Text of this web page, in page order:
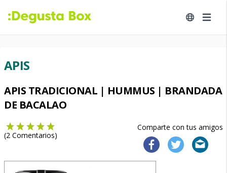
APIS
APIS TRADICIONAL | HUMMUS | BRANDADA
DE BACALAO
Comparte con tus amigos
(2 Comentarios)